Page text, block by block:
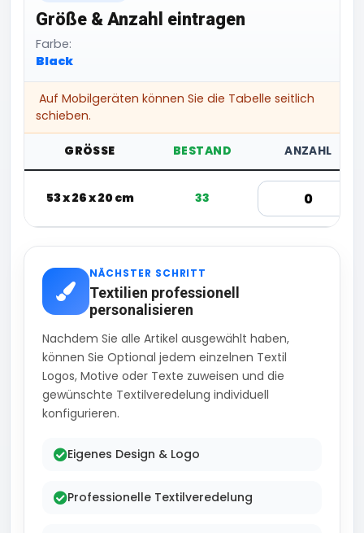
Größe & Anzahl eintragen
Farbe:
Black
Auf Mobilgeräten können Sie die Tabelle seitlich
schieben.
GRÖSSE BESTAND ANZAHL
53 x 26 x 20 cm 33
NÄCHSTER SCHRITT
Textilien professionell
personalisieren
Nachdem Sie alle Artikel ausgewählt haben,
können Sie Optional jedem einzelnen Textil
Logos, Motive oder Texte zuweisen und die
gewünschte Textilveredelung individuell
konfigurieren.
Eigenes Design & Logo
Professionelle Textilveredelung